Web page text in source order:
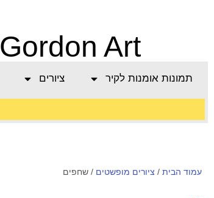
Gordon Art
תמונות אומנות לקיר ציורים
מעל 800 ש"ח
עמוד הבית / ציורים מופשטים / שחפים